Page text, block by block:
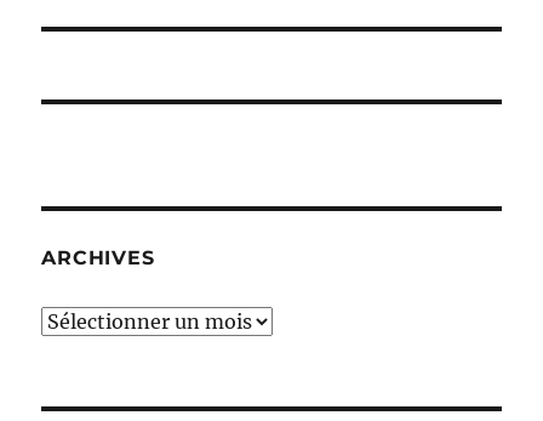
ARCHIVES
Archives